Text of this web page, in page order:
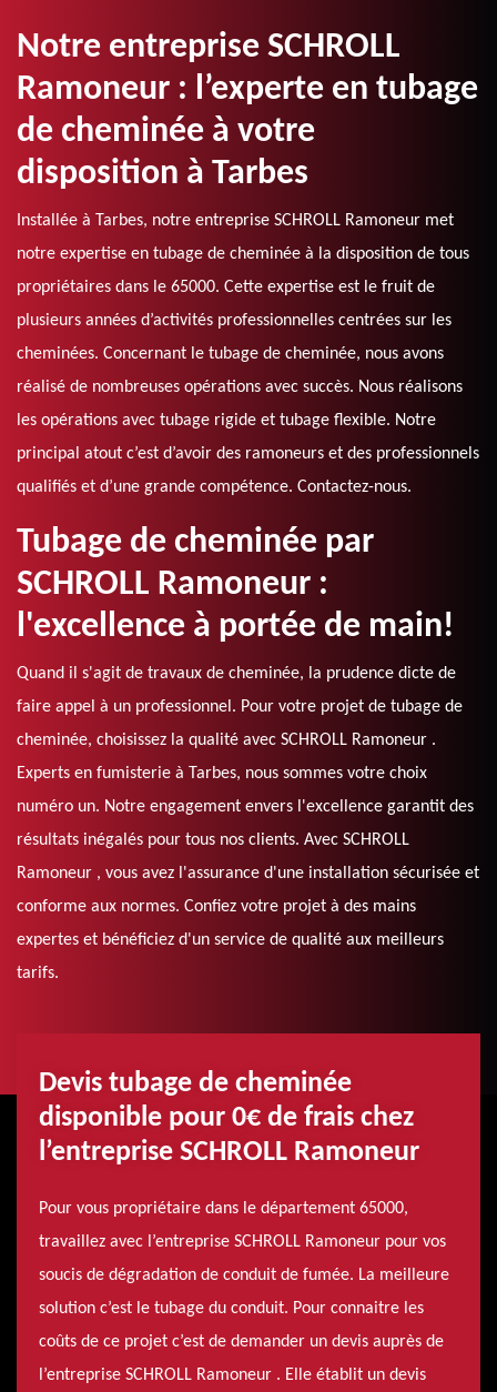
Notre entreprise SCHROLL
Ramoneur : l’experte en tubage
de cheminée à votre
disposition à Tarbes
Installée à Tarbes, notre entreprise SCHROLL Ramoneur met
notre expertise en tubage de cheminée à la disposition de tous
propriétaires dans le 65000. Cette expertise est le fruit de
plusieurs années d’activités professionnelles centrées sur les
cheminées. Concernant le tubage de cheminée, nous avons
réalisé de nombreuses opérations avec succès. Nous réalisons
les opérations avec tubage rigide et tubage flexible. Notre
principal atout c’est d’avoir des ramoneurs et des professionnels
qualifiés et d’une grande compétence. Contactez-nous.
Tubage de cheminée par
SCHROLL Ramoneur :
l'excellence à portée de main!
Quand il s'agit de travaux de cheminée, la prudence dicte de
faire appel à un professionnel. Pour votre projet de tubage de
cheminée, choisissez la qualité avec SCHROLL Ramoneur .
Experts en fumisterie à Tarbes, nous sommes votre choix
numéro un. Notre engagement envers l'excellence garantit des
résultats inégalés pour tous nos clients. Avec SCHROLL
Ramoneur , vous avez l'assurance d'une installation sécurisée et
conforme aux normes. Confiez votre projet à des mains
expertes et bénéficiez d'un service de qualité aux meilleurs
tarifs.
Devis tubage de cheminée
disponible pour 0€ de frais chez
l’entreprise SCHROLL Ramoneur
Pour vous propriétaire dans le département 65000,
travaillez avec l’entreprise SCHROLL Ramoneur pour vos
soucis de dégradation de conduit de fumée. La meilleure
solution c’est le tubage du conduit. Pour connaitre les
coûts de ce projet c’est de demander un devis auprès de
l’entreprise SCHROLL Ramoneur . Elle établit un devis